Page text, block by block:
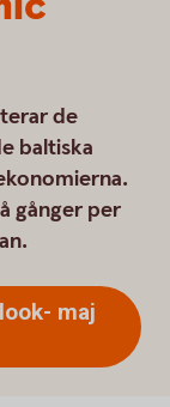
de
baltiska
gånger per
maj